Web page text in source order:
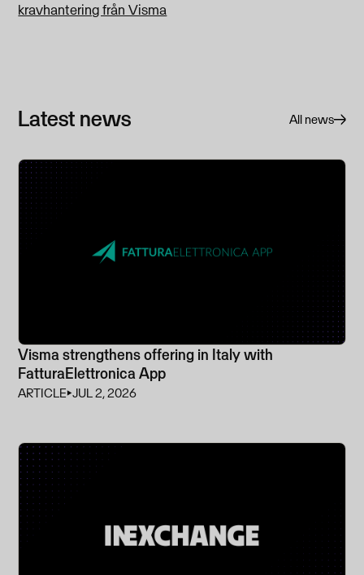
kravhantering från Visma
Latest news All news
Visma strengthens offering in Italy with
FatturaElettronica App
ARTICLE⏵JUL 2, 2026